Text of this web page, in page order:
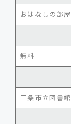
おはなしの部屋
無料
三条市立図書館